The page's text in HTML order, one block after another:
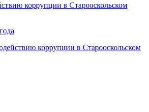
коррупции в Старооскольском
коррупции в Старооскольском